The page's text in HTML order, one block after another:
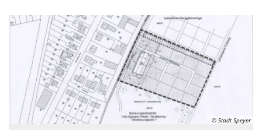
© Stadt Speyer